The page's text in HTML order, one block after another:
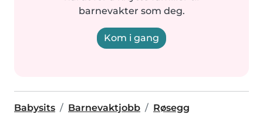
barnevakter som deg.
Kom i gang
Babysits Barnevaktjobb Røsegg